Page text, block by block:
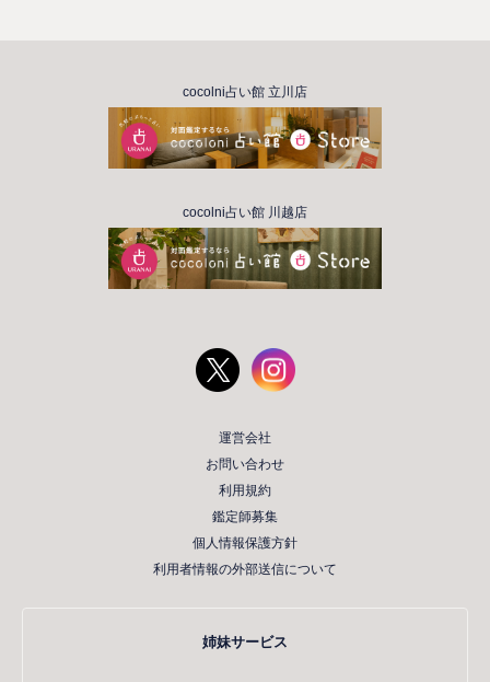
cocolni占い館 立川店
cocolni占い館 川越店
運営会社
お問い合わせ
利用規約
鑑定師募集
個人情報保護方針
利用者情報の外部送信について
姉妹サービス